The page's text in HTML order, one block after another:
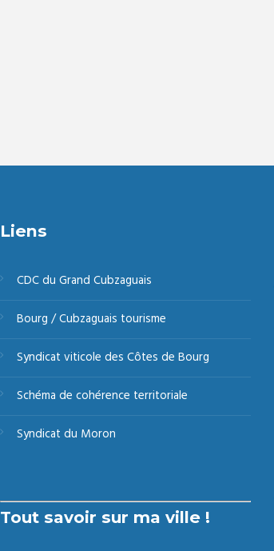
Liens
CDC du Grand Cubzaguais
Bourg / Cubzaguais tourisme
Syndicat viticole des Côtes de Bourg
Schéma de cohérence territoriale
Syndicat du Moron
Tout savoir sur ma ville !